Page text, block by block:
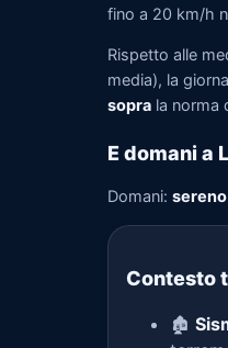
fino a 20 km/h
Rispetto alle
media), la
sopra la norma
E domani a
Domani: sereno
Contesto
🏚️